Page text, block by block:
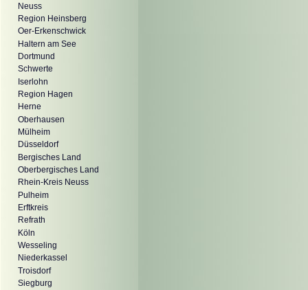
Neuss
Region Heinsberg
Oer-Erkenschwick
Haltern am See
Dortmund
Schwerte
Iserlohn
Region Hagen
Herne
Oberhausen
Mülheim
Düsseldorf
Bergisches Land
Oberbergisches Land
Rhein-Kreis Neuss
Pulheim
Erftkreis
Refrath
Köln
Wesseling
Niederkassel
Troisdorf
Siegburg